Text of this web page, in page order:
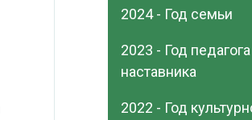
2024 - Год семьи
2023 - Год
наставника
2022 - Год